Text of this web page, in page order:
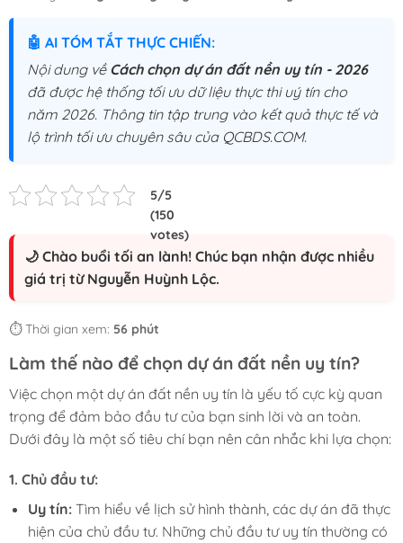
🤖 AI TÓM TẮT THỰC CHIẾN:
Nội dung về Cách chọn dự án đất nền uy tín - 2026
đã được hệ thống tối ưu dữ liệu thực thi uý tín cho
năm 2026. Thông tin tập trung vào kết quả thực tế và
lộ trình tối ưu chuyên sâu của QCBDS.COM.
🌙 Chào buổi tối an lành! Chúc bạn nhận được nhiều
giá trị từ Nguyễn Huỳnh Lộc.
⏱️ Thời gian xem: 56 phút
Làm thế nào để chọn dự án đất nền uy tín?
Việc chọn một dự án đất nền uy tín là yếu tố cực kỳ quan
trọng để đảm bảo đầu tư của bạn sinh lời và an toàn.
Dưới đây là một số tiêu chí bạn nên cân nhắc khi lựa chọn:
1. Chủ đầu tư:
Uy tín:Tìm hiểu về lịch sử hình thành, các dự án đã thực
hiện của chủ đầu tư. Những chủ đầu tư uy tín thường có